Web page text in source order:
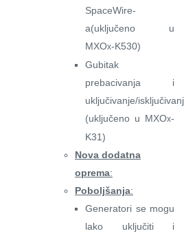
SpaceWire-
a(uključeno u
MXOx-K530)
Gubitak
prebacivanja i
uključivanje/
(uključeno u MXOx-
K31)
Nova dodatna
oprema:
Poboljšanja:
Generatori se mogu
lako uključiti i